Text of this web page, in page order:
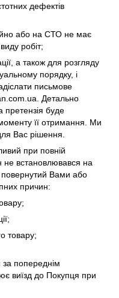
дефектів
або на СТО не має
робіт;
а також для розгляду
порядку, і
письмове
Детально
буде
її отримання. Ми
Вас рішення.
при повній
не встановлювався на
повернутий Вами або
причин:
товару;
попереднім
виїзд до Покупця при